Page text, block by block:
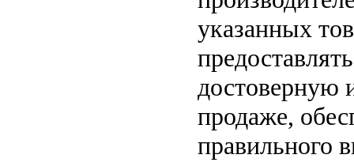
указанных
достоверную
продаже,
правильного